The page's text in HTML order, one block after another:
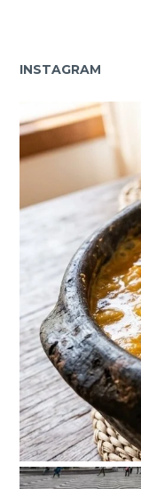
INSTAGRAM